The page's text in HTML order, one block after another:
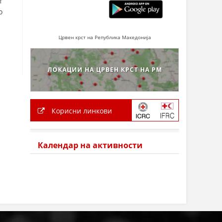
Црвен крст на Република Македонија
ЛОКАЦИИ НА ЦРВЕН КРСТ НА РМ
Корисни линкови
Календар на активности